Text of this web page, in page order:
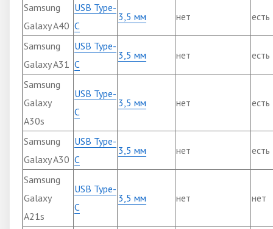
Samsung
Galaxy A40
USB Type-
C
3,5 мм нет есть
Samsung
Galaxy A31
USB Type-
C
3,5 мм нет есть
Samsung
Galaxy
A30s
USB Type-
C
3,5 мм нет есть
Samsung
Galaxy A30
USB Type-
C
3,5 мм нет есть
Samsung
Galaxy
A21s
USB Type-
C
3,5 мм нет нет